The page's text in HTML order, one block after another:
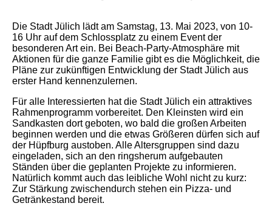
Die Stadt Jülich lädt am Samstag, 13. Mai 2023, von 10-
16 Uhr auf dem Schlossplatz zu einem Event der
besonderen Art ein. Bei Beach-Party-Atmosphäre mit
Aktionen für die ganze Familie gibt es die Möglichkeit, die
Pläne zur zukünftigen Entwicklung der Stadt Jülich aus
erster Hand kennenzulernen.
Für alle Interessierten hat die Stadt Jülich ein attraktives
Rahmenprogramm vorbereitet. Den Kleinsten wird ein
Sandkasten dort geboten, wo bald die großen Arbeiten
beginnen werden und die etwas Größeren dürfen sich auf
der Hüpfburg austoben. Alle Altersgruppen sind dazu
eingeladen, sich an den ringsherum aufgebauten
Ständen über die geplanten Projekte zu informieren.
Natürlich kommt auch das leibliche Wohl nicht zu kurz:
Zur Stärkung zwischendurch stehen ein Pizza- und
Getränkestand bereit.